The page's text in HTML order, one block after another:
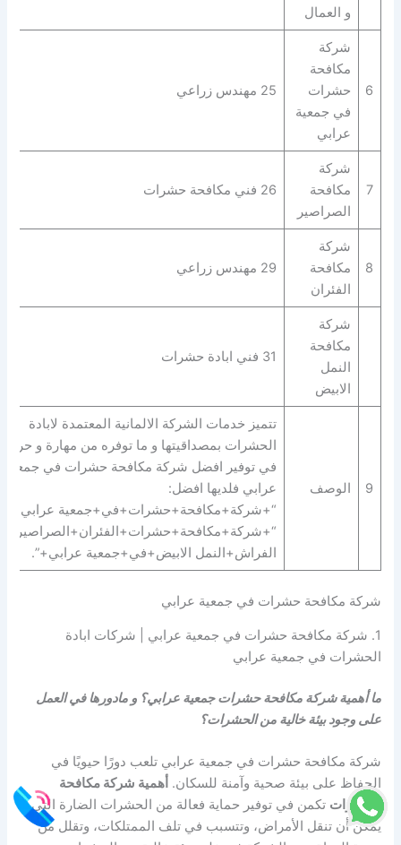
و العمال
6
شركة
مكافحة
حشرات
في جمعية
عرابي
25 مهندس زراعي
7
شركة
مكافحة
الصراصير
26 فني مكافحة حشرات
8
شركة
مكافحة
الفئران
29 مهندس زراعي
شركة
مكافحة
النمل
الابيض
31 فني ابادة حشرات
9 الوصف
تتميز خدمات الشركة الالمانية المعتمدة لابادة
الحشرات بمصداقيتها و ما توفره من مهارة و حرفية
في توفير افضل شركة مكافحة حشرات في جمعية
عرابي فلديها افضل:
“+شركة+مكافحة+حشرات+في+جمعية عرابي+”
الفراش+النمل الابيض+في+جمعية عرابي+”.
شركة مكافحة حشرات في جمعية عرابي
1. شركة مكافحة حشرات في جمعية عرابي | شركات ابادة
الحشرات في جمعية عرابي
ما أهمية شركة مكافحة حشرات جمعية عرابي؟ و مادورها في العمل
على وجود بيئة خالية من الحشرات؟
شركة مكافحة حشرات في جمعية عرابي تلعب دورًا حيويًا في
الحفاظ على بيئة صحية وآمنة للسكان. أهمية شركة مكافحة
الحشرات تكمن في توفير حماية فعالة من الحشرات الضارة التي
يمكن أن تنقل الأمراض، وتتسبب في تلف الممتلكات، وتقلل من